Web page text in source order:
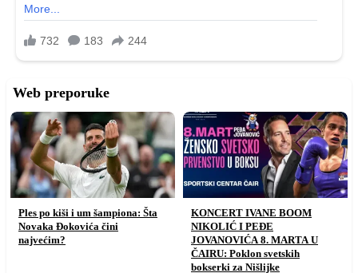
Web preporuke
Ples po kiši i um šampiona: Šta
Novaka Đokovića čini
najvećim?
KONCERT IVANE BOOM
NIKOLIĆ I PEĐE
JOVANOVIĆA 8. MARTA U
ČAIRU: Poklon svetskih
bokserki za Nišlijke